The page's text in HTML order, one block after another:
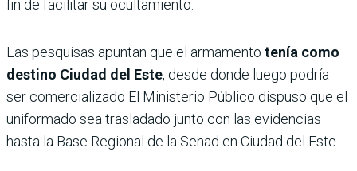
fin de facilitar su ocultamiento.
Las pesquisas apuntan que el armamento tenía como
destino Ciudad del Este, desde donde luego podría
ser comercializado El Ministerio Público dispuso que el
uniformado sea trasladado junto con las evidencias
hasta la Base Regional de la Senad en Ciudad del Este.